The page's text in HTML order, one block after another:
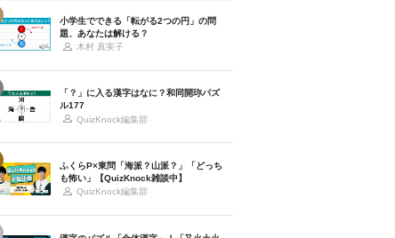
小学生でできる「転がる2つの円」の問
題、あなたは解ける？
木村 真実子
「？」に入る漢字はなに？和同開珎パズ
ル177
QuizKnock編集部
ふくらP×東問「海派？山派？」「どっち
も怖い」【QuizKnock雑談中】
QuizKnock編集部